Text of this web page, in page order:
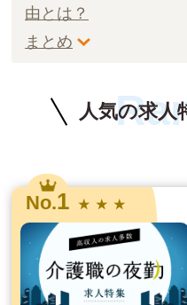
由とは？
まとめ
人気の求人
No.1 ★ ★ ★